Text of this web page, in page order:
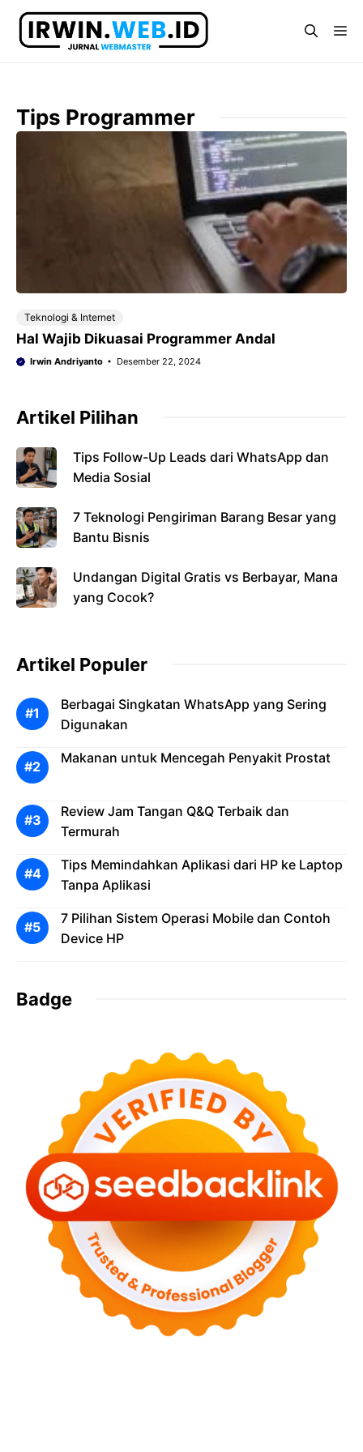
Langsung
Tips Programmer
Teknologi & Internet
Hal Wajib Dikuasai Programmer Andal
Irwin Andriyanto Desember 22, 2024
Artikel Pilihan
Tips Follow-Up Leads dari WhatsApp dan
Media Sosial
7 Teknologi Pengiriman Barang Besar yang
Bantu Bisnis
Undangan Digital Gratis vs Berbayar, Mana
yang Cocok?
Artikel Populer
Berbagai Singkatan WhatsApp yang Sering
Digunakan
Makanan untuk Mencegah Penyakit Prostat
Review Jam Tangan Q&Q Terbaik dan
Termurah
Tips Memindahkan Aplikasi dari HP ke Laptop
Tanpa Aplikasi
7 Pilihan Sistem Operasi Mobile dan Contoh
Device HP
Badge